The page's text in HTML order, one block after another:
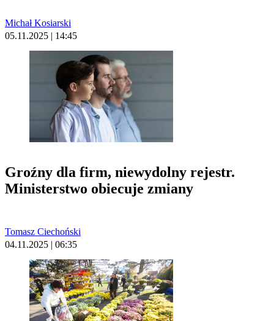
Michał Kosiarski
05.11.2025 | 14:45
Groźny dla firm, niewydolny rejestr.
Ministerstwo obiecuje zmiany
Tomasz Ciechoński
04.11.2025 | 06:35